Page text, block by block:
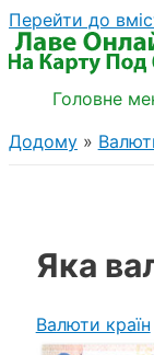
Перейти до
Головне
Додому
Яка
Валюти країн